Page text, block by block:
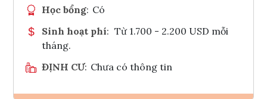
Học bổng: Có
Sinh hoạt phí: Từ 1.700 - 2.200 USD mỗi
tháng.
ĐỊNH CƯ: Chưa có thông tin